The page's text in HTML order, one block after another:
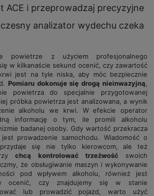
ACE i przeprowadzaj precyzyjne
analizator wydechu czeka
powietrze z użyciem profesjonalnego
w kilkanaście sekund ocenić, czy zawartość
jest na tyle niska, aby móc bezpiecznie
Pomiaru dokonuje się drogą nieinwazyjną
powietrza do specjalnie przygotowanej
próbka powietrza jest analizowana, a wynik
alkoholu we krwi. W efekcie operator
informację o tym, ile promili alkoholu
badanej osoby. Gdy wartość przekracza
prowadzenie samochodu. Wiadomość o
się nie tylko kierowcom, ale też
chcą kontrolować trzeźwość swoich
że obsługiwanie maszyn i wykonywanie
pod wpływem alkoholu, również jest
ocenić, czy znajdujemy się w stanie
lub prowadzić pojazd, warto użyć